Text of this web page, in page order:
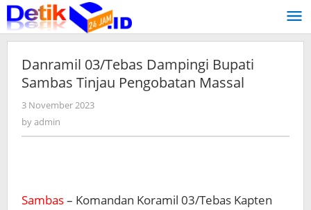
Skip
to
content
Danramil 03/Tebas Dampingi Bupati
Sambas Tinjau Pengobatan Massal
3 November 2023
byadmin
Sambas– Komandan Koramil 03/Tebas Kapten